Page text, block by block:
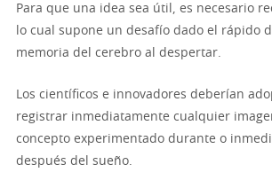
Para que una idea sea útil, es necesario
lo cual supone un desafío dado el rápido
memoria del cerebro al despertar.
Los científicos e innovadores deberían
registrar inmediatamente cualquier
concepto experimentado durante o
después del sueño.